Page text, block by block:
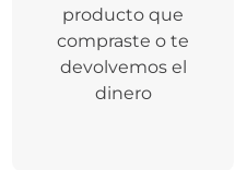
producto que
compraste o te
devolvemos el
dinero